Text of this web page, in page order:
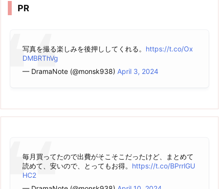
PR
写真を撮る楽しみを後押ししてくれる。 https://t.co/Ox
DMBRThVg
— DramaNote (@monsk938) April 3, 2024
毎月買ってたので出費がそこそこだったけど、まとめて
読めて、安いので、とってもお得。 https://t.co/BPrrlGU
HC2